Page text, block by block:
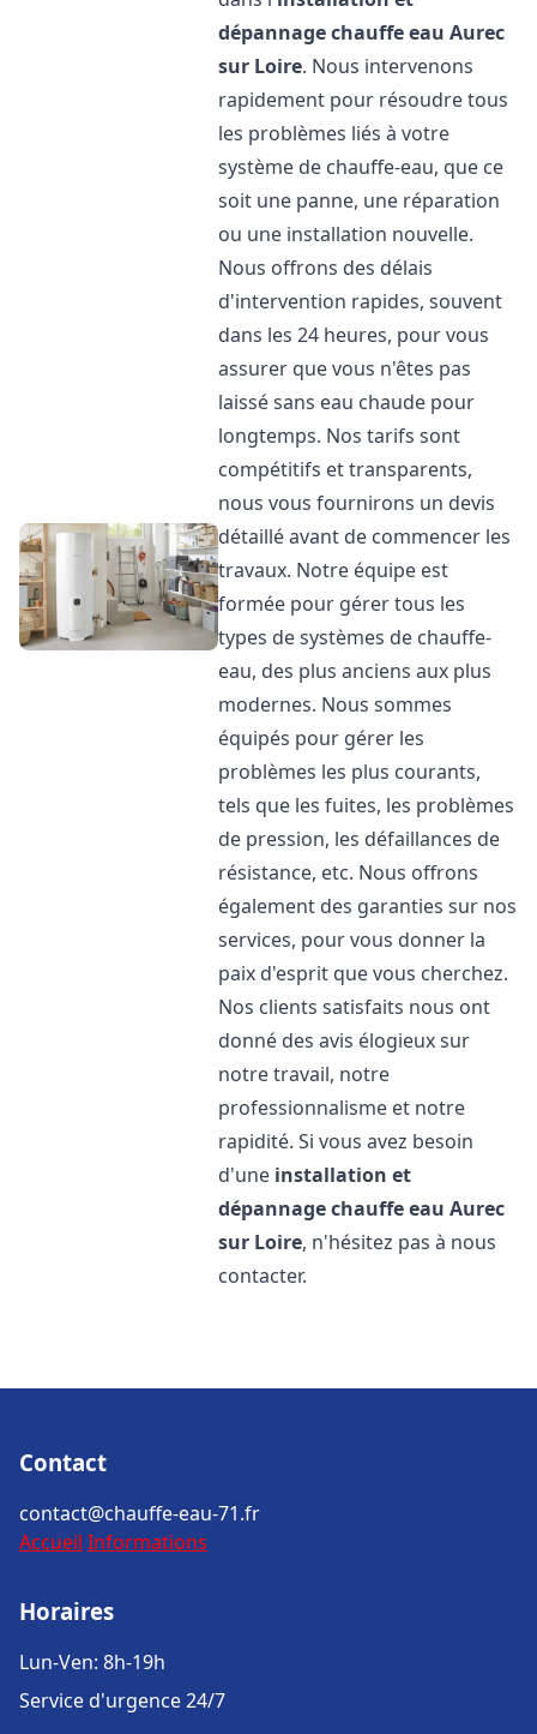
dépannage chauffe eau Aurec
sur Loire. Nous intervenons
rapidement pour résoudre tous
les problèmes liés à votre
système de chauffe-eau, que ce
soit une panne, une réparation
ou une installation nouvelle.
Nous offrons des délais
d'intervention rapides, souvent
dans les 24 heures, pour vous
assurer que vous n'êtes pas
laissé sans eau chaude pour
longtemps. Nos tarifs sont
compétitifs et transparents,
nous vous fournirons un devis
détaillé avant de commencer les
travaux. Notre équipe est
formée pour gérer tous les
types de systèmes de chauffe-
eau, des plus anciens aux plus
modernes. Nous sommes
équipés pour gérer les
problèmes les plus courants,
tels que les fuites, les problèmes
de pression, les défaillances de
résistance, etc. Nous offrons
également des garanties sur nos
services, pour vous donner la
paix d'esprit que vous cherchez.
Nos clients satisfaits nous ont
donné des avis élogieux sur
notre travail, notre
professionnalisme et notre
rapidité. Si vous avez besoin
d'une installation et
dépannage chauffe eau Aurec
sur Loire, n'hésitez pas à nous
contacter.
Contact
contact@chauffe-eau-71.fr
Accueil Informations
Horaires
Lun-Ven: 8h-19h
Service d'urgence 24/7